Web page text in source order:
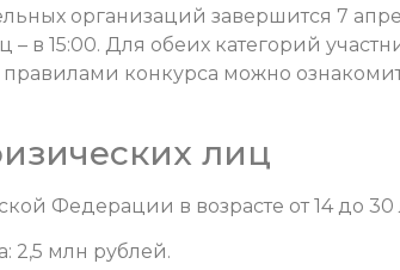
организаций завершится 7
– в 15:00. Для обеих категорий
конкурса можно
лиц
Федерации в возрасте от 14 до 30
2,5 млн рублей.